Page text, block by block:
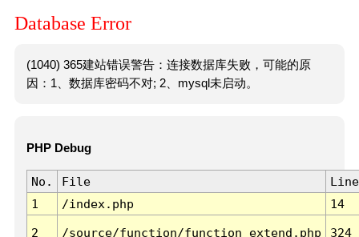
Database Error
(1040) 365建站错误警告：连接数据库失败，可能的原
因：1、数据库密码不对; 2、mysql未启动。
PHP Debug
No. File
Line
1
/index.php 14
2 /source/function/function_extend.php 324